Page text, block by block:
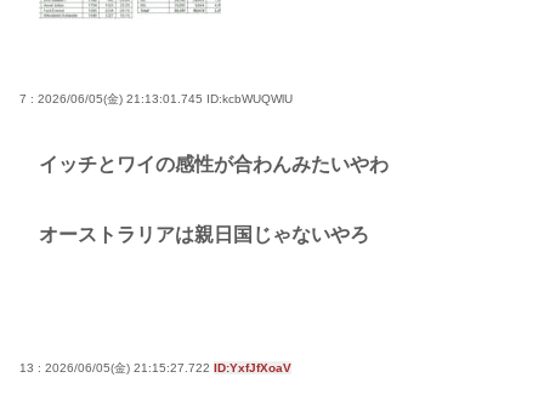
7 : 2026/06/05(金) 21:13:01.745 ID:kcbWUQWlU
イッチとワイの感性が合わんみたいやわ
オーストラリアは親日国じゃないやろ
13 : 2026/06/05(金) 21:15:27.722 ID:YxfJfXoaV